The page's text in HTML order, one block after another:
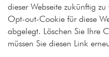
dieser Webseite zukünftig
Opt-out-Cookie für diese
abgelegt. Löschen Sie Ihre
müssen Sie diesen Link